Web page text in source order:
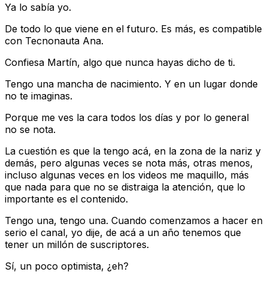
Ya lo sabía yo.
De todo lo que viene en el futuro. Es más, es compatible
con Tecnonauta Ana.
Confiesa Martín, algo que nunca hayas dicho de ti.
Tengo una mancha de nacimiento. Y en un lugar donde
no te imaginas.
Porque me ves la cara todos los días y por lo general
no se nota.
La cuestión es que la tengo acá, en la zona de la nariz y
demás, pero algunas veces se nota más, otras menos,
incluso algunas veces en los videos me maquillo, más
que nada para que no se distraiga la atención, que lo
importante es el contenido.
Tengo una, tengo una. Cuando comenzamos a hacer en
serio el canal, yo dije, de acá a un año tenemos que
tener un millón de suscriptores.
Sí, un poco optimista, ¿eh?